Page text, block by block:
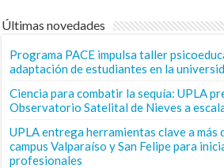
Últimas novedades
Programa PACE impulsa taller
adaptación de estudiantes en la
Ciencia para combatir la sequía: UPLA
Observatorio Satelital de Nieves a
UPLA entrega herramientas clave a más
campus Valparaíso y San Felipe para
profesionales